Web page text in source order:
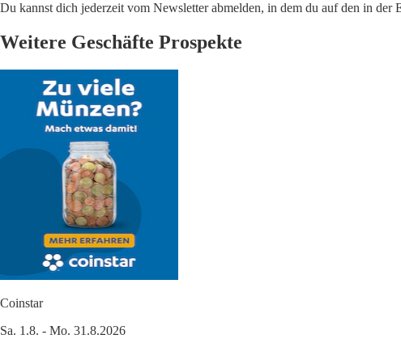
Du kannst dich jederzeit vom Newsletter abmelden, in dem du auf den in
Weitere Geschäfte Prospekte
Coinstar
Sa. 1.8. - Mo. 31.8.2026